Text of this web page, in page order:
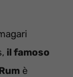
il famoso
è